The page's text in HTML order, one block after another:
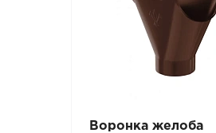
Воронка желоба